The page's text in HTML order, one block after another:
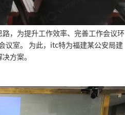
，为提升工作效率、完善工作会议环
议室。 为此，itc特为福建某公安局建
方案。